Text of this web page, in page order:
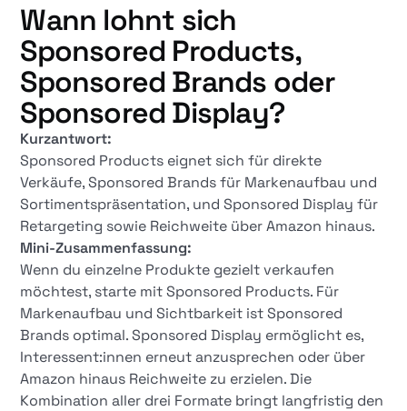
Wann lohnt sich
Sponsored Products,
Sponsored Brands oder
Sponsored Display?
Kurzantwort:
Sponsored Products eignet sich für direkte
Verkäufe, Sponsored Brands für Markenaufbau und
Sortimentspräsentation, und Sponsored Display für
Retargeting sowie Reichweite über Amazon hinaus.
Mini-Zusammenfassung:
Wenn du einzelne Produkte gezielt verkaufen
möchtest, starte mit Sponsored Products. Für
Markenaufbau und Sichtbarkeit ist Sponsored
Brands optimal. Sponsored Display ermöglicht es,
Interessent:innen erneut anzusprechen oder über
Amazon hinaus Reichweite zu erzielen. Die
Kombination aller drei Formate bringt langfristig den